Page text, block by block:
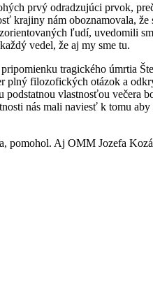
prvý odradzujúci prvok,
nám oboznamovala, že
ľudí, uvedomili
vedel, že aj my sme tu.
tragického úmrtia
plný filozofických otázok a
vlastnosťou
nás mali naviesť k tomu
pomohol. Aj OMM Jozefa